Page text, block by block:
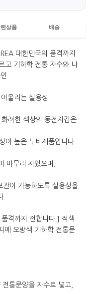
상품 배송
어울리는 실용성
화려한 색상의 동전지갑은
이 높은 누비제품입니다.
마무리 지었으며
관이 가능하도록 실용성을
.
전통문양을 자수로 넣고